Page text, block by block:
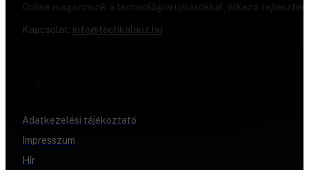
Online magazinunk a technológiai újításokkal, érkező
Kapcsolat: info@techkalauz.hu
Adatkezelési tájékoztató
Impresszum
Hír